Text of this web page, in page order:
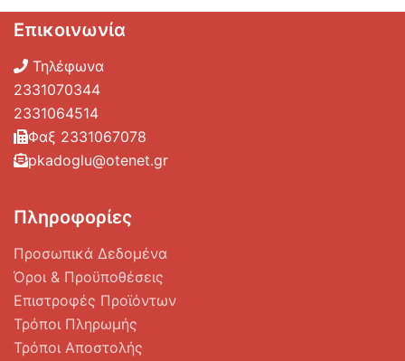
Επικοινωνία
Τηλέφωνα
2331070344
2331064514
Φαξ 2331067078
pkadoglu@otenet.gr
Πληροφορίες
Προσωπικά Δεδομένα
Όροι & Προϋποθέσεις
Επιστροφές Προϊόντων
Τρόποι Πληρωμής
Τρόποι Αποστολής